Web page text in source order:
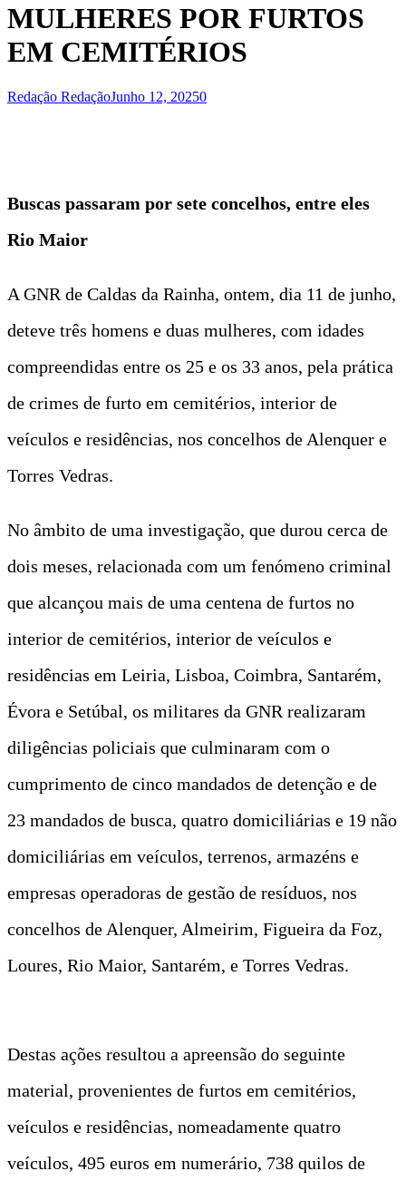
MULHERES POR FURTOS
EM CEMITÉRIOS
Redação RedaçãoJunho 12, 20250
Buscas passaram por sete concelhos, entre eles
Rio Maior
A GNR de Caldas da Rainha, ontem, dia 11 de junho,
deteve três homens e duas mulheres, com idades
compreendidas entre os 25 e os 33 anos, pela prática
de crimes de furto em cemitérios, interior de
veículos e residências, nos concelhos de Alenquer e
Torres Vedras.
No âmbito de uma investigação, que durou cerca de
dois meses, relacionada com um fenómeno criminal
que alcançou mais de uma centena de furtos no
interior de cemitérios, interior de veículos e
residências em Leiria, Lisboa, Coimbra, Santarém,
Évora e Setúbal, os militares da GNR realizaram
diligências policiais que culminaram com o
cumprimento de cinco mandados de detenção e de
23 mandados de busca, quatro domiciliárias e 19 não
domiciliárias em veículos, terrenos, armazéns e
empresas operadoras de gestão de resíduos, nos
concelhos de Alenquer, Almeirim, Figueira da Foz,
Loures, Rio Maior, Santarém, e Torres Vedras.
Destas ações resultou a apreensão do seguinte
material, provenientes de furtos em cemitérios,
veículos e residências, nomeadamente quatro
veículos, 495 euros em numerário, 738 quilos de